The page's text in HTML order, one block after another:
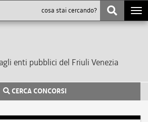
enti pubblici del Friuli Venezia
CERCA CONCORSI